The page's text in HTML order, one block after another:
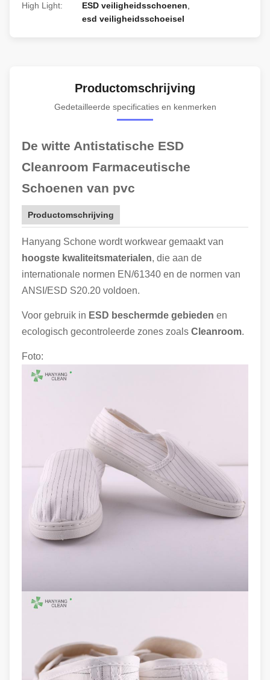
High Light:
ESD veiligheidsschoenen
esd veiligheidsschoeisel
Productomschrijving
Gedetailleerde specificaties en kenmerken
De witte Antistatische ESD
Cleanroom Farmaceutische
Schoenen van pvc
Productomschrijving
Hanyang Schone wordt workwear gemaakt van
hoogste kwaliteitsmaterialen, die aan de
internationale normen EN/61340 en de normen van
ANSI/ESD S20.20 voldoen.
Voor gebruik in ESD beschermde gebieden en
ecologisch gecontroleerde zones zoals Cleanroom.
Foto: